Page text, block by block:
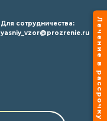
Для сотрудничества:
yasniy_vzor@prozrenie.ru
Лечение в рассрочку